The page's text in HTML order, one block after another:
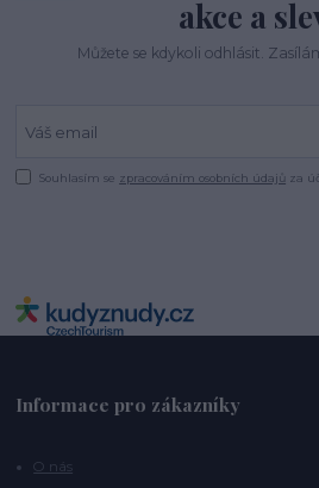
akce a
Můžete se kdykoli odhlásit.
Souhlasím se zpracováním osobních údajů za
Informace pro zákazníky
O nás